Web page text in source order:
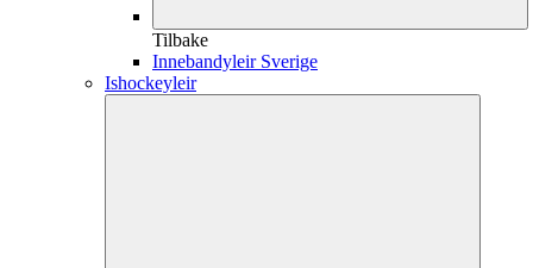
Tilbake
Innebandyleir Sverige
Ishockeyleir